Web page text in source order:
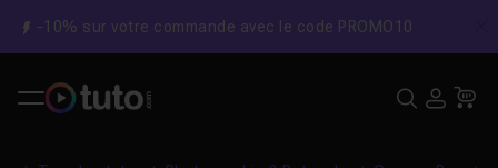
-10% sur votre commande avec le code PROMO10